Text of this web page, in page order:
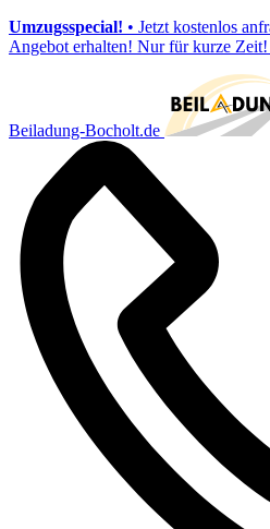
Umzugsspecial! • Jetzt kostenlos
Angebot erhalten! Nur für kurze Zeit!
Beiladung-Bocholt.de